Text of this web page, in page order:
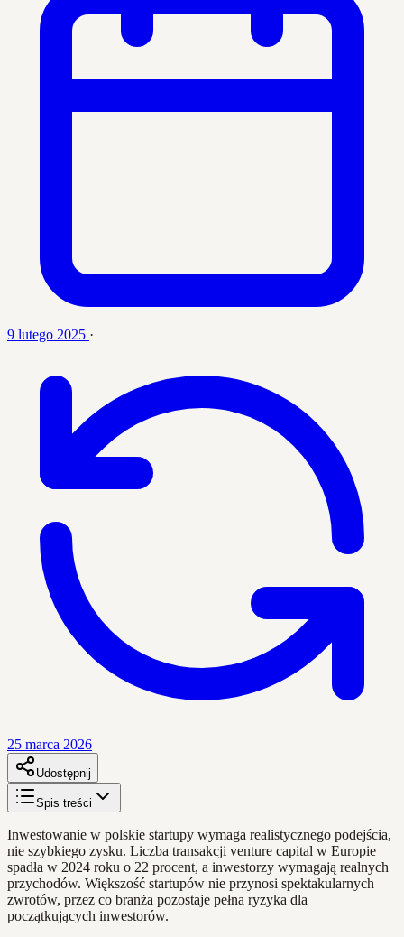
9 lutego 2025 ·
25 marca 2026
Udostępnij
Spis treści
Inwestowanie w polskie startupy wymaga realistycznego podejścia,
nie szybkiego zysku. Liczba transakcji venture capital w Europie
spadła w 2024 roku o 22 procent, a inwestorzy wymagają realnych
przychodów. Większość startupów nie przynosi spektakularnych
zwrotów, przez co branża pozostaje pełna ryzyka dla
początkujących inwestorów.